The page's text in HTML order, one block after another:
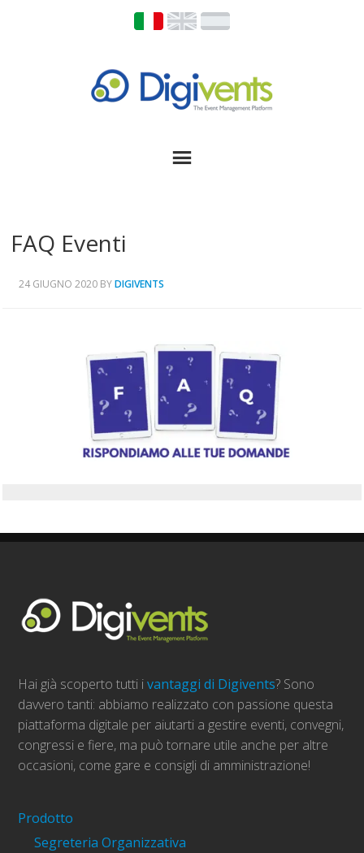
FAQ Eventi
24 GIUGNO 2020 BYDIGIVENTS
Hai già scoperto tutti ivantaggi di Digivents? Sono
davvero tanti: abbiamo realizzato con passione questa
piattaforma digitale per aiutarti a gestire eventi, convegni,
congressi e fiere, ma può tornare utile anche per altre
occasioni, come gare e consigli di amministrazione!
Prodotto
Segreteria Organizzativa